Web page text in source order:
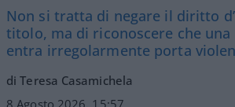
Non si tratta di negare il diritto
titolo, ma di riconoscere che
entra irregolarmente porta
di Teresa Casamichela